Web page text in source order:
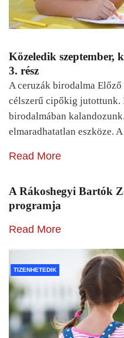
Közeledik szeptember,
3. rész
A ceruzák birodalma
célszerű cipőkig jutottunk.
birodalmában
elmaradhatatlan eszköze.
Read More
A Rákoshegyi Bartók
programja
Read More
TIZENHETEDIK